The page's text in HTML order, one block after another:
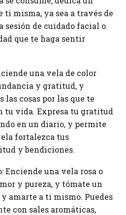
ti misma, ya sea a través de
sesión de cuidado facial o
que te haga sentir
una vela de color
y gratitud, y
las cosas por las que te
tu vida. Expresa tu gratitud
en un diario, y permite
fortalezca tus
y bendiciones.
Enciende una vela rosa o
y pureza, y tómate un
amarte a ti mismo. Puedes
con sales aromáticas,